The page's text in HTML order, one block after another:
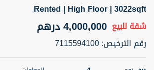
& Villa View | 3 Bathrooms | 1,274.77 Sq
Ft | Ellington House II
للبيع 4,100,000 درهم
Rented | High Floor | 3022sqft
شقة للبيع 4,000,000 درهم
رقم الترخيص:
7115594100